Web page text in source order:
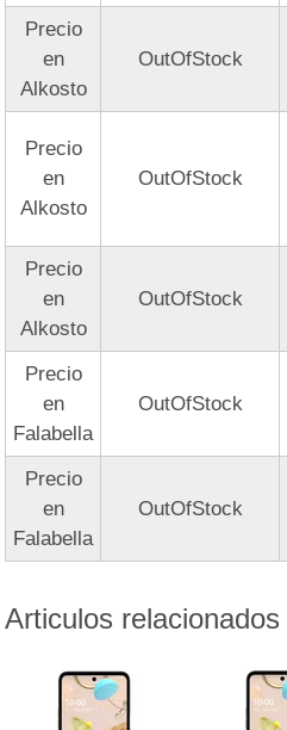
Precio
en
Alkosto
OutOfStock
Precio
en
Alkosto
OutOfStock
Precio
en
Alkosto
OutOfStock
Precio
en
Falabella
OutOfStock
Precio
en
Falabella
OutOfStock
Articulos relacionados